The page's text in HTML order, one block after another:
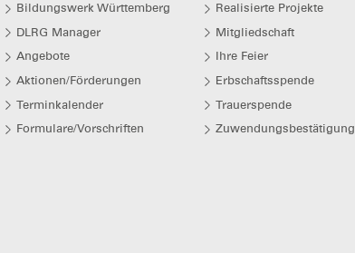
Bildungswerk Württemberg
DLRG Manager
Angebote
Aktionen/Förderungen
Terminkalender
Formulare/Vorschriften
Realisierte Projekte
Mitgliedschaft
Ihre Feier
Erbschaftsspende
Trauerspende
Zuwendungsbestätigung